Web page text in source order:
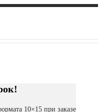
10×15 при заказе